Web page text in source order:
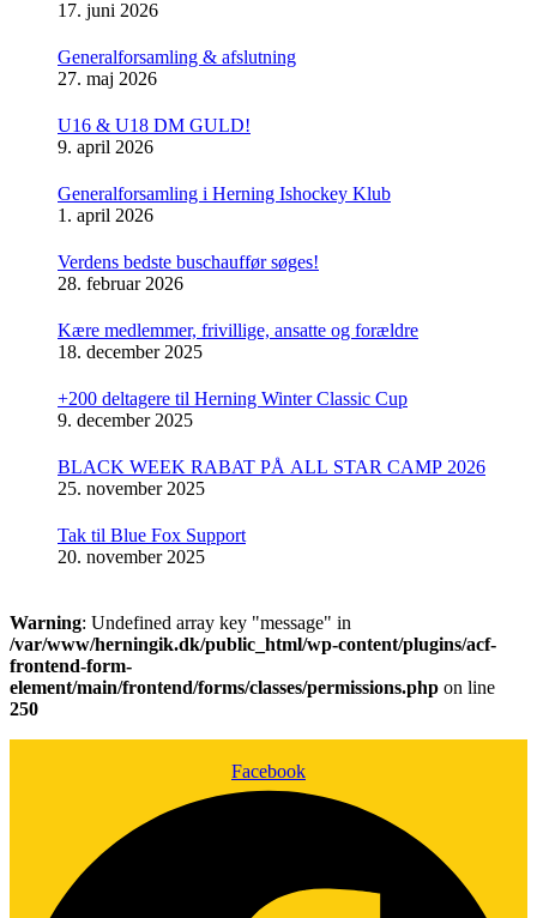
17. juni 2026
Generalforsamling & afslutning
27. maj 2026
U16 & U18 DM GULD!
9. april 2026
Generalforsamling i Herning Ishockey Klub
1. april 2026
Verdens bedste buschauffør søges!
28. februar 2026
Kære medlemmer, frivillige, ansatte og forældre
18. december 2025
+200 deltagere til Herning Winter Classic Cup
9. december 2025
BLACK WEEK RABAT PÅ ALL STAR CAMP 2026
25. november 2025
Tak til Blue Fox Support
20. november 2025
Warning: Undefined array key "message" in
/var/www/herningik.dk/public_html/wp-content/plugins/acf-
frontend-form-
element/main/frontend/forms/classes/permissions.php on line
250
Facebook